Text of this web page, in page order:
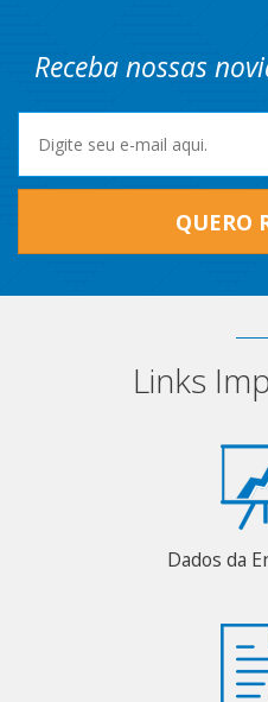
Receba nossas
QUERO
Links
Dados da